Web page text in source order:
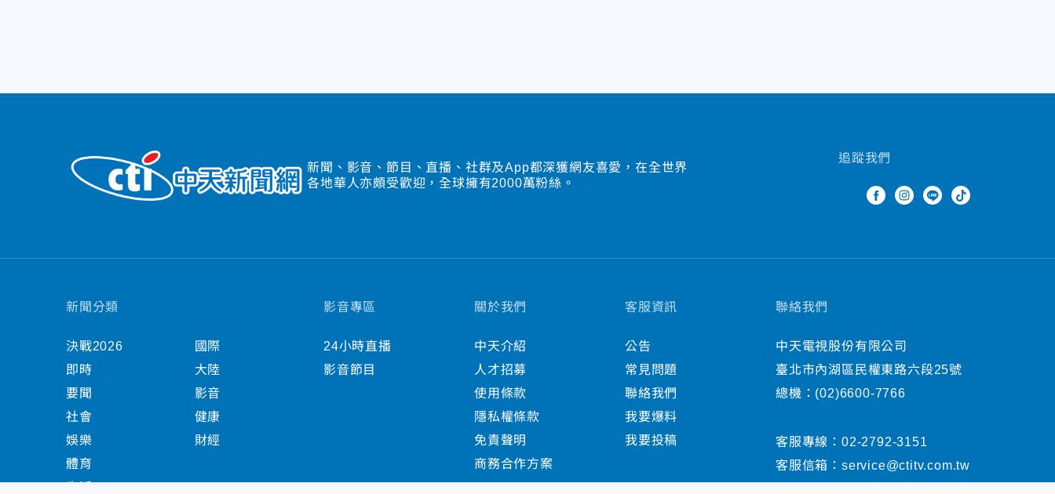
新聞、影音、節目、直播、社群及App都深獲網友喜愛，在全世界
各地華人亦頗受歡迎，全球擁有2000萬粉絲。
追蹤我們
新聞分類
決戰2026
即時
要聞
社會
娛樂
體育
國際
大陸
影音
健康
財經
影音專區
24小時直播
影音節目
關於我們
中天介紹
人才招募
使用條款
隱私權條款
免責聲明
商務合作方案
客服資訊
公告
常見問題
聯絡我們
我要爆料
我要投稿
聯絡我們
中天電視股份有限公司
臺北市內湖區民權東路六段25號
總機： (02)6600-7766
客服專線： 02-2792-3151
客服信箱： service@ctitv.com.tw